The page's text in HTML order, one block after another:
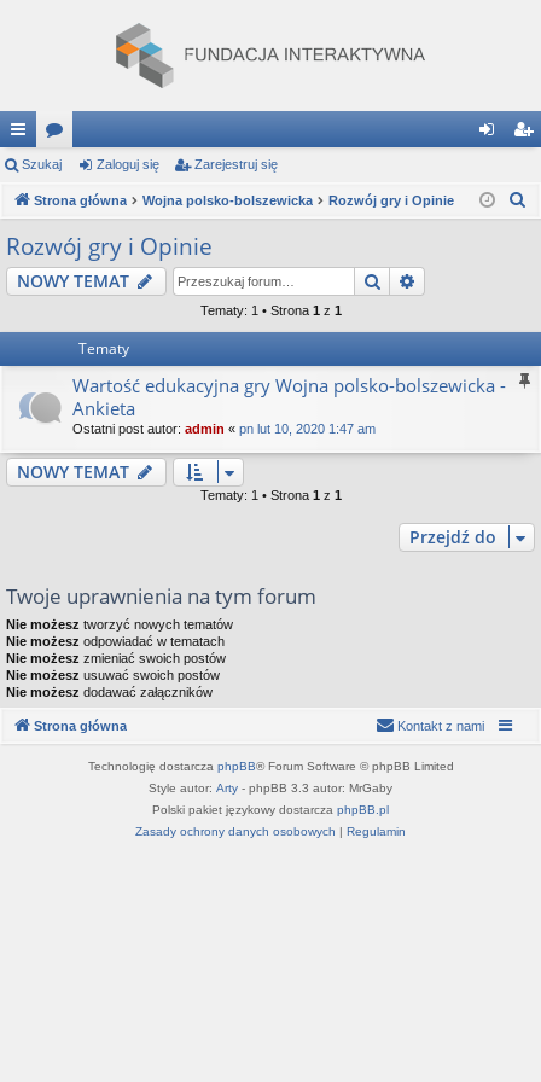
ię
ce
j
…
or
a og ej
ę
Szukaj Zaloguj się Zarejestruj się
Strona główna Wojna polsko-bolszewicka Rozwój gry i Opinie
j
Rozwój gry i Opinie
NOWY TEMAT Szukaj
Tematy: 1 • Strona 1 z 1
Tematy
Wartość edukacyjna gry Wojna polsko-bolszewicka -
Ankieta
Ostatni post autor: admin « pn lut 10, 2020 1:47 am
NOWY TEMAT
Tematy: 1 • Strona 1 z 1
Przejdź do
Twoje uprawnienia na tym forum
Nie możesz tworzyć nowych tematów
Nie możesz odpowiadać w tematach
Nie możesz zmieniać swoich postów
Nie możesz usuwać swoich postów
Nie możesz dodawać załączników
Strona główna Kontakt z nami
Technologię dostarcza phpBB® Forum Software © phpBB Limited
Style autor: Arty - phpBB 3.3 autor: MrGaby
Polski pakiet językowy dostarcza phpBB.pl
Zasady ochrony danych osobowych | Regulamin